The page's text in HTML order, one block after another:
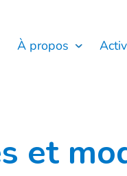
À propos
et